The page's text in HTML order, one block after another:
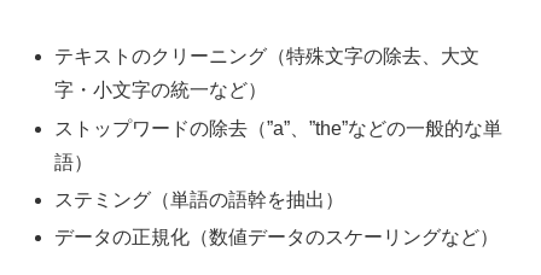
テキストのクリーニング（特殊文字の除去、大文
字・小文字の統一など）
ストップワードの除去（”a”、”the”などの一般的な単
語）
ステミング（単語の語幹を抽出）
データの正規化（数値データのスケーリングなど）